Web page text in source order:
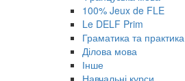
100% Jeux de FLE
Le DELF Prim
Граматика та практика
Ділова мова
Інше
Навчальні курси